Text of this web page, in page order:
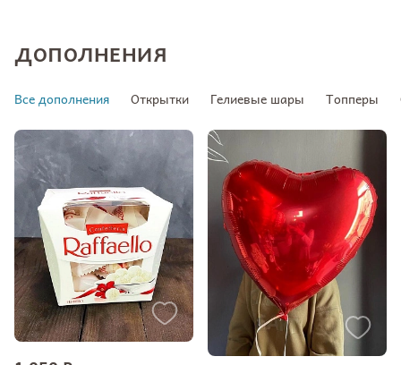
ДОПОЛНЕНИЯ
Все дополнения Открытки Гелиевые шары Топперы